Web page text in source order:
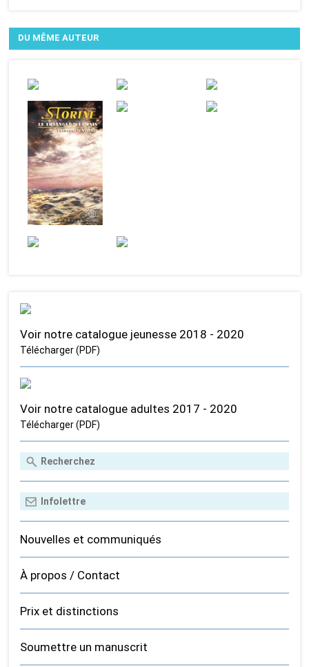
DU MÊME AUTEUR
Voir notre catalogue jeunesse 2018 - 2020
Télécharger (PDF)
Voir notre catalogue adultes 2017 - 2020
Télécharger (PDF)
Nouvelles et communiqués
À propos / Contact
Prix et distinctions
Soumettre un manuscrit